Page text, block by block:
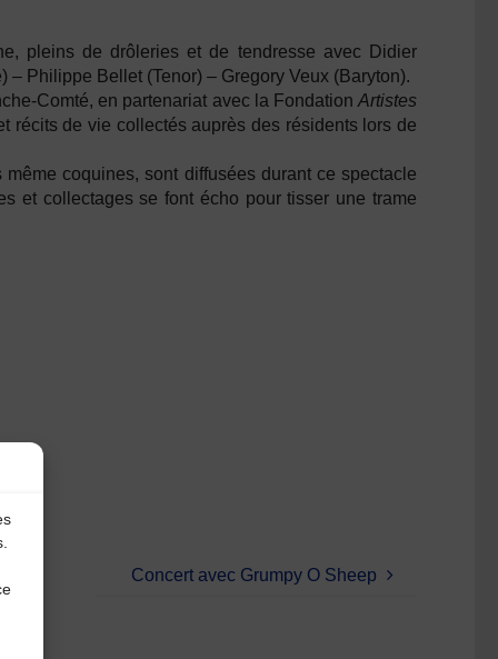
pleins de drôleries et de tendresse avec Didier
– Philippe Bellet (Tenor) – Gregory Veux (Baryton).
Comté, en partenariat avec la Fondation Artistes
récits de vie collectés auprès des résidents lors de
coquines, sont diffusées durant ce spectacle
et collectages se font écho pour tisser une trame
Concert avec Grumpy O Sheep